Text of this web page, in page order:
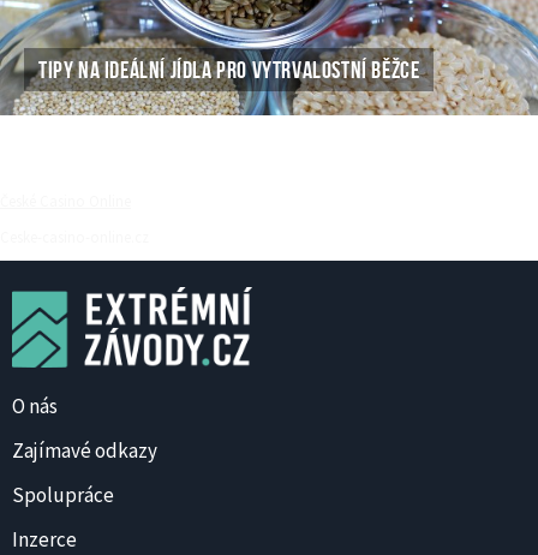
TIPY NA IDEÁLNÍ JÍDLA PRO VYTRVALOSTNÍ BĚŽCE
O nás
Zajímavé odkazy
Spolupráce
Inzerce